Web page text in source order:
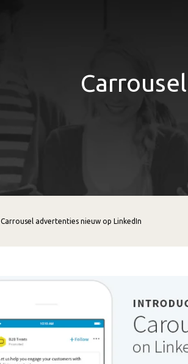
Carrousel advertenties nieuw op LinkedIn